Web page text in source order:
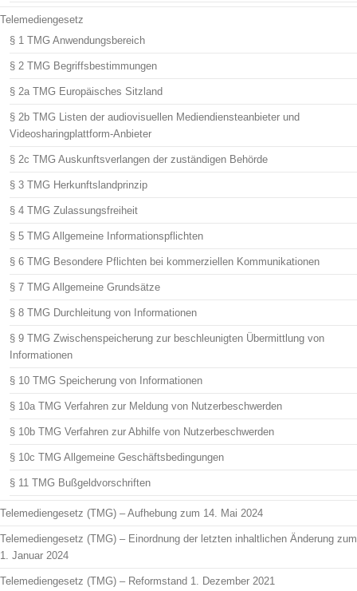
Telemediengesetz
§ 1 TMG Anwendungsbereich
§ 2 TMG Begriffsbestimmungen
§ 2a TMG Europäisches Sitzland
§ 2b TMG Listen der audiovisuellen Mediendiensteanbieter und
Videosharingplattform-Anbieter
§ 2c TMG Auskunftsverlangen der zuständigen Behörde
§ 3 TMG Herkunftslandprinzip
§ 4 TMG Zulassungsfreiheit
§ 5 TMG Allgemeine Informationspflichten
§ 6 TMG Besondere Pflichten bei kommerziellen Kommunikationen
§ 7 TMG Allgemeine Grundsätze
§ 8 TMG Durchleitung von Informationen
§ 9 TMG Zwischenspeicherung zur beschleunigten Übermittlung von
Informationen
§ 10 TMG Speicherung von Informationen
§ 10a TMG Verfahren zur Meldung von Nutzerbeschwerden
§ 10b TMG Verfahren zur Abhilfe von Nutzerbeschwerden
§ 10c TMG Allgemeine Geschäftsbedingungen
§ 11 TMG Bußgeldvorschriften
Telemediengesetz (TMG) – Aufhebung zum 14. Mai 2024
Telemediengesetz (TMG) – Einordnung der letzten inhaltlichen Änderung zum
1. Januar 2024
Telemediengesetz (TMG) – Reformstand 1. Dezember 2021